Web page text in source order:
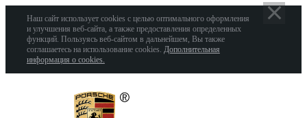
Наш сайт использует cookies с целью оптимального оформления
и улучшения веб-сайта, а также предоставления определенных
функций. Пользуясь веб-сайтом в дальнейшем, Вы также
соглашаетесь на использование cookies. Дополнительная
информация о cookies.